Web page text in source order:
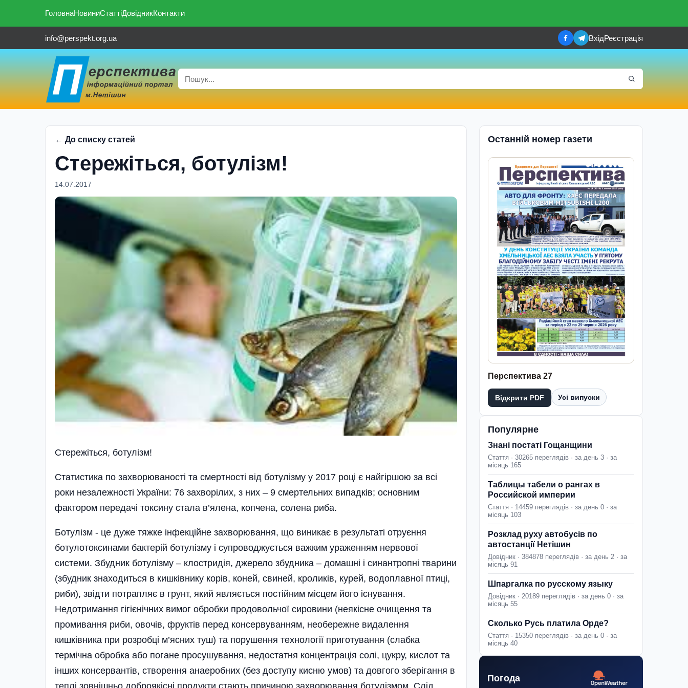
ГоловнаНовиниСтаттіДовідникКонтакти
info@perspekt.org.ua ВхідРеєстрація
← До списку статей
Стережiться, ботулiзм!
14.07.2017
Стережiться, ботулiзм!
Статистика по захворюваності та смертності від ботулізму у 2017 році є найгіршою за всі
роки незалежності України: 76 захворілих, з них – 9 смертельних випадків; основним
фактором передачі токсину стала в’ялена, копчена, солена риба.
Ботулізм - це дуже тяжке інфекційне захворювання, що виникає в результаті отруєння
ботулотоксинами бактерій ботулізму і супроводжується важким ураженням нервової
системи. Збудник ботулізму – клостридія, джерело збудника – домашні і синантропні тварини
(збудник знаходиться в кишківнику корів, коней, свиней, кроликів, курей, водоплавної птиці,
риби), звідти потрапляє в грунт, який являється постійним місцем його існування.
Недотримання гігієнічних вимог обробки продовольчої сировини (неякісне очищення та
промивання риби, овочів, фруктів перед консервуванням, необережне видалення
кишківника при розробці м’ясних туш) та порушення технології приготування (слабка
термічна обробка або погане просушування, недостатня концентрація солі, цукру, кислот та
інших консервантів, створення анаеробних (без доступу кисню умов) та довгого зберігання в
теплі зовнішньо доброякісні продукти стають причиною захворювання ботулізмом. Слід
Останній номер газети
Перспектива 27
Відкрити PDF Усі випуски
Популярне
Знані постаті Гощанщини
Стаття · 30265 переглядів · за день 3 · за
місяць 165
Таблицы табели о рангах в
Российской империи
Стаття · 14459 переглядів · за день 0 · за
місяць 103
Розклад руху автобусів по
автостанції Нетішин
Довідник · 384878 переглядів · за день 2 · за
місяць 91
Шпаргалка по русскому языку
Довідник · 20189 переглядів · за день 0 · за
місяць 55
Сколько Русь платила Орде?
Стаття · 15350 переглядів · за день 0 · за
місяць 40
Погода